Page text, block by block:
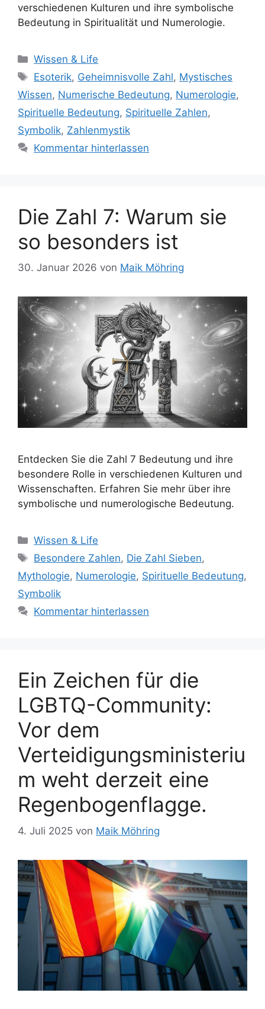
verschiedenen Kulturen und ihre symbolische
Bedeutung in Spiritualität und Numerologie.
Kategorien
Wissen & Life
Schlagwörter
Esoterik, Geheimnisvolle Zahl, Mystisches
Wissen, Numerische Bedeutung, Numerologie,
Spirituelle Bedeutung, Spirituelle Zahlen,
Symbolik, Zahlenmystik
Kommentar hinterlassen
Die Zahl 7: Warum sie
so besonders ist
30. Januar 2026 von Maik Möhring
Entdecken Sie die Zahl 7 Bedeutung und ihre
besondere Rolle in verschiedenen Kulturen und
Wissenschaften. Erfahren Sie mehr über ihre
symbolische und numerologische Bedeutung.
Kategorien
Wissen & Life
Schlagwörter
Besondere Zahlen, Die Zahl Sieben,
Mythologie, Numerologie, Spirituelle Bedeutung,
Symbolik
Kommentar hinterlassen
Ein Zeichen für die
LGBTQ-Community:
Vor dem
Verteidigungsministeriu
m weht derzeit eine
Regenbogenflagge.
4. Juli 2025 von Maik Möhring